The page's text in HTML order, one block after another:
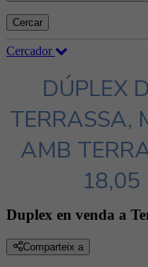
Cercar
Cercador
DÚPLEX
TERRASSA,
AMB
18,05
Duplex en venda a
Comparteix a